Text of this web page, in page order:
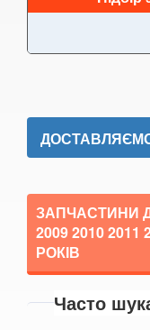
6 Series E64
6 Series F12
6 Series F06
M6 F12/F13/F06
7 Series E38
Прикріпити файл
ДОСТАВЛЯЄМО
ЗАПЧАСТИНИ
2009 2010 2011
РОКІВ
Часто